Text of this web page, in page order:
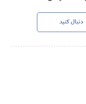
دنبال کنید